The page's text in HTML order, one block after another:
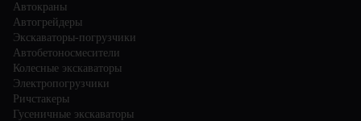
Автокраны
Автогрейдеры
Экскаваторы-погрузчики
Автобетоносмесители
Колесные экскаваторы
Электропогрузчики
Ричстакеры
Гусеничные экскаваторы